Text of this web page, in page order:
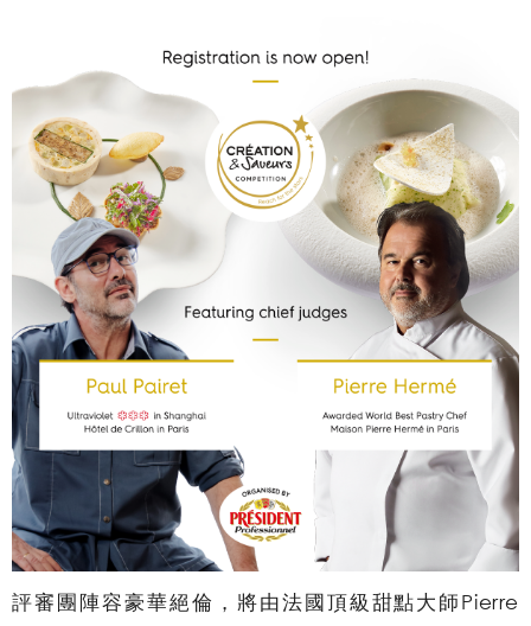
評審團陣容豪華絕倫，將由法國頂級甜點大師Pierre